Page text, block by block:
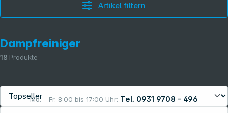
Mo. – Fr. 8:00 bis 17:00 Uhr: Tel. 0931 9708 - 496
Artikel filtern
Dampfreiniger
18 Produkte